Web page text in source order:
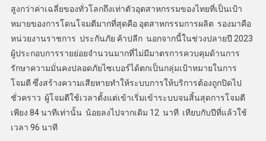
สูงกว่าค่าเฉลี่ยของทั่วโลกถึงเท่าตัวอุตสาหกรรมของไทยที่เป็นเป้า
หมายของการโดนโจมตีมากที่สุดคือ อุตสาหกรรมการผลิต รองมาคือ
หน่วยงานราชการ ประกันภัย ค้าปลีก นอกจากนี้ในช่วงปลายปี 2023
ผู้ประกอบการรายย่อยจำนวนมากที่ไม่มีมาตรการควบคุมด้านการ
รักษาความมั่นคงปลอดภัยไซเบอร์ได้ตกเป็นกลุ่มเป้าหมายในการ
โจมตี ซึ่งสร้างความเสียหายทำให้ระบบการให้บริการต้องถูกปิดไป
ชั่วคราว ผู้โจมตีใช้เวลาตั้งแต่เข้าเริ่มเข้าระบบจนสิ้นสุดการโจมตี
เพียง 84 นาทีเท่านั้น น้อยลงไปจากเดิม 12 นาที เทียบกับปีที่แล้วใช้
เวลา 96 นาที